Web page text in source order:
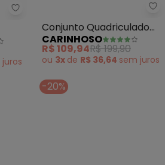
Malwee Kids - Conjunto Finish
juros
Conjunto Quadriculado
em Moletom (Preto)
CARINHOSO
R$ 109,94R$ 199,90
ou 3x de R$ 36,64 semjuros
-20%